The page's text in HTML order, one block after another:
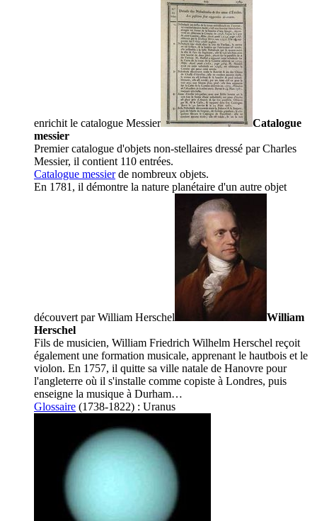
enrichit le catalogue Messier
Catalogue
messier
Premier catalogue d'objets non-stellaires dressé par Charles
Messier, il contient 110 entrées.
Catalogue messierde nombreux objets.
En 1781, il démontre la nature planétaire d'un autre objet
découvert parWilliam Herschel
William
Herschel
Fils de musicien, William Friedrich Wilhelm Herschel reçoit
également une formation musicale, apprenant le hautbois et le
violon. En 1757, il quitte sa ville natale de Hanovre pour
l'angleterre où il s'installe comme copiste à Londres, puis
enseigne la musique à Durham…
Glossaire (1738-1822) : Uranus